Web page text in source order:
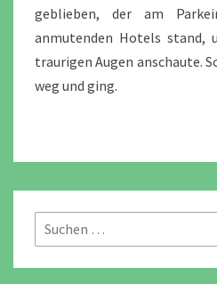
geblieben, der am
anmutenden Hotels stand,
traurigen Augen anschaute.
weg und ging.
Suchen
nach: